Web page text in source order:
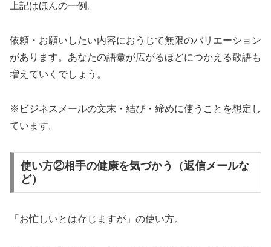
上記はほんの一例。
依頼・お願いしたい内容におうじて無限のバリエーション
があります。あなたの語彙が広がるほどにつかえる敬語も
増えていくでしょう。
※ビジネスメールの文末・結び・締めに使うことを想定し
ています。
使い方②相手の健康を気づかう（返信メールな
ど）
「お忙しいとは存じますが」の使い方。